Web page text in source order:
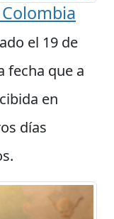
el 19 de
fecha que a
en
días